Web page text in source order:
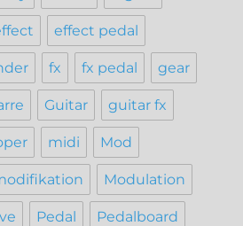
effect pedal
fx fx pedal gear
Guitar guitar fx
midi Mod
Modulation
Pedal Pedalboard